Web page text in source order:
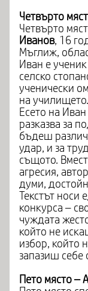
Четвърто
Четвърто
Иванов, 16
Мъглиж,
Иван е
селско
ученически
на училището.
Есето на
разказва за
бъдеш
удар, и за
същото.
агресия,
думи,
Текстът
конкурса –
чуждата
който не
избор, който
запазиш себе
Пето място –